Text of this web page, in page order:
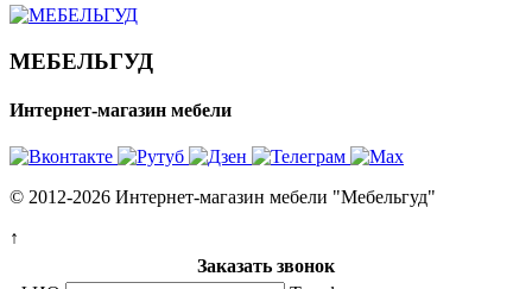
МЕБЕЛЬГУД
Интернет-магазин мебели
© 2012-2026 Интернет-магазин мебели "Мебельгуд"
↑
Заказать звонок